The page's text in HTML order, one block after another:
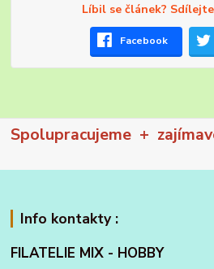
Líbil se článek?
Facebook
Spolupracujeme +
Info kontakty :
FILATELIE MIX - HOBBY